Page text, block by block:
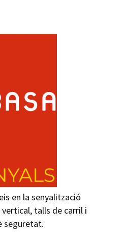
en la senyalització
talls de carril i
seguretat.